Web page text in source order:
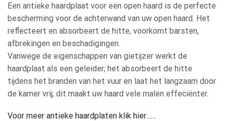
Een antieke haardplaat voor een open haard is de perfecte
bescherming voor de achterwand van uw open haard. Het
reflecteert en absorbeert de hitte, voorkomt barsten,
afbrekingen en beschadigingen.
Vanwege de eigenschappen van gietijzer werkt de
haardplaat als een geleider; het absorbeert de hitte
tijdens het branden van het vuur en laat het langzaam door
de kamer vrij; dit maakt uw haard vele malen effeciënter.
Voor meer antieke haardplaten klik hier……